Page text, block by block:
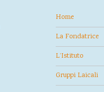
Home
La Fondatrice
L’Istituto
Gruppi Laicali